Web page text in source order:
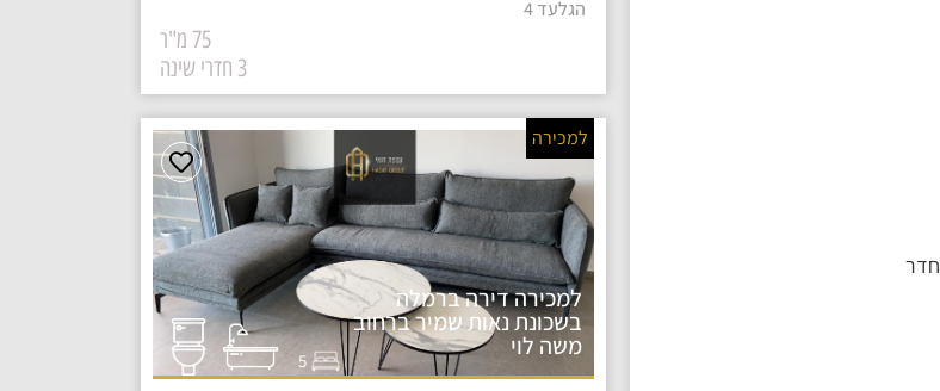
הגלעד 4
75 מ"ר
3 חדרי שינה
למכירה דירה ברמלה
בשכונת נאות שמיר ברחוב
משה לוי 5
למכירה